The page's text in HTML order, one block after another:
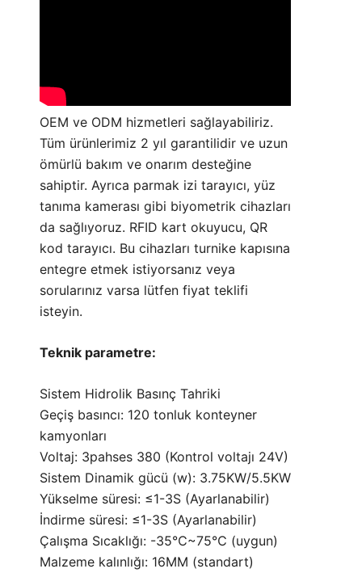
OEM ve ODM hizmetleri sağlayabiliriz.
Tüm ürünlerimiz 2 yıl garantilidir ve uzun
ömürlü bakım ve onarım desteğine
sahiptir. Ayrıca parmak izi tarayıcı, yüz
tanıma kamerası gibi biyometrik cihazları
da sağlıyoruz. RFID kart okuyucu, QR
kod tarayıcı. Bu cihazları turnike kapısına
entegre etmek istiyorsanız veya
sorularınız varsa lütfen fiyat teklifi
isteyin.
Teknik parametre:
Sistem Hidrolik Basınç Tahriki
Geçiş basıncı: 120 tonluk konteyner
kamyonları
Voltaj: 3pahses 380 (Kontrol voltajı 24V)
Sistem Dinamik gücü (w): 3.75KW/5.5KW
Yükselme süresi: ≤1-3S (Ayarlanabilir)
İndirme süresi: ≤1-3S (Ayarlanabilir)
Çalışma Sıcaklığı: -35℃~75℃ (uygun)
Malzeme kalınlığı: 16MM (standart)